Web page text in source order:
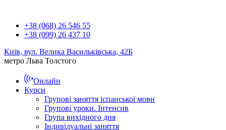
+38 (068) 26 546 55
+38 (099) 26 437 10
Київ, вул. Велика Васильківська, 42Б
метро Льва Толстого
Онлайн
Курси
Групові заняття іспанської мови
Групові уроки. Інтенсив
Група вихідного дня
Індивідуальні заняття